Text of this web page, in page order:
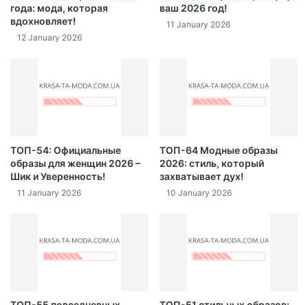
года: мода, которая
вдохновляет!
12 January 2026
ваш 2026 год!
11 January 2026
ТОП-54: Официальные
образы для женщин 2026 –
Шик и Уверенность!
11 January 2026
ТОП-64 Модные образы
2026: стиль, который
захватывает дух!
10 January 2026